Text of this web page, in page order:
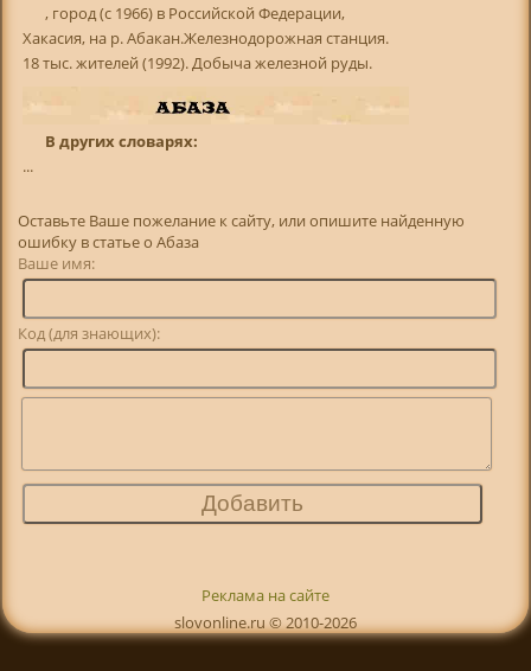
, город (с 1966) в Российской Федерации,
Хакасия, на р. Абакан.Железнодорожная станция.
18 тыс. жителей (1992). Добыча железной руды.
В других словарях:
...
Оставьте Ваше пожелание к сайту, или опишите найденную
ошибку в статье о Абаза
Ваше имя:
Код (для знающих):
Реклама на сайте
slovonline.ru © 2010-2026